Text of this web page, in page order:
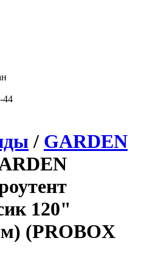
44
/ GARDEN
120"
(PROBOX